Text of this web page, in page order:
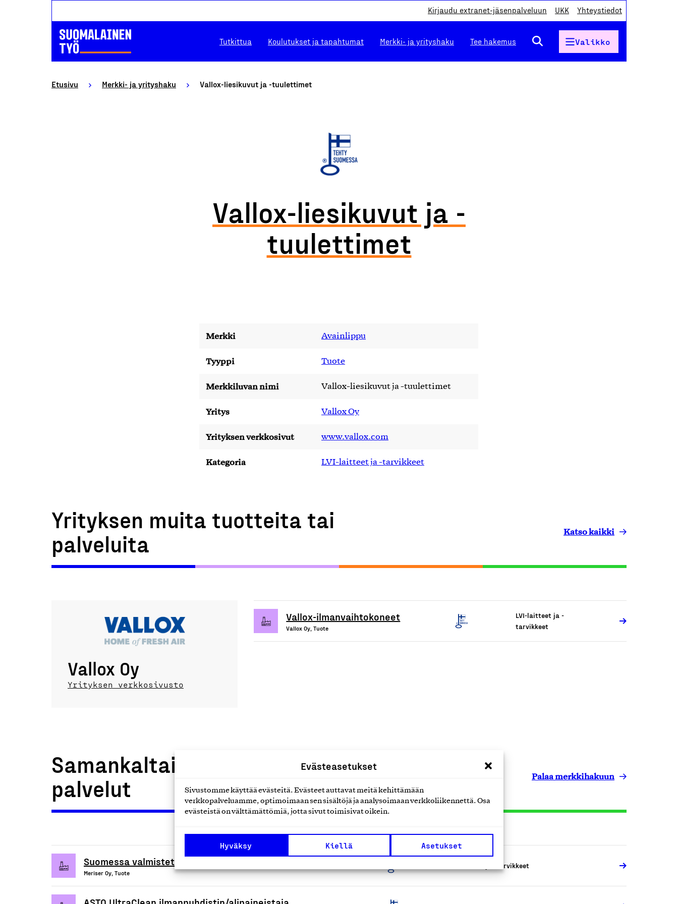
Evästeasetukset
Sivustomme käyttää evästeitä. Evästeet auttavat meitä kehittämään
verkkopalveluamme, optimoimaan sen sisältöjä ja analysoimaan verkkoliikennettä. Osa
evästeistä on välttämättömiä, jotta sivut toimisivat oikein.
Hyväksy Kiellä Asetukset
Kirjaudu extranet-jäsenpalveluun UKK Yhteystiedot
Tutkittua Koulutukset ja tapahtumat Merkki- ja yrityshaku Tee hakemus Valikko
Etusivu Merkki- ja yrityshaku Vallox-liesikuvut ja -tuulettimet
Vallox-liesikuvut ja -
tuulettimet
Merkki Avainlippu
Tyyppi Tuote
Merkkiluvan nimi Vallox-liesikuvut ja -tuulettimet
Yritys Vallox Oy
Yrityksen verkkosivut www.vallox.com
Kategoria LVI-laitteet ja -tarvikkeet
Yrityksen muita tuotteita tai
palveluita
Katso kaikki
Vallox Oy
Yrityksen verkkosivusto
Vallox-ilmanvaihtokoneet
Vallox Oy, Tuote
LVI-laitteet ja -
tarvikkeet
Samankaltaiset tuotteet tai
palvelut
Palaa merkkihakuun
Suomessa valmistetut Merika LVIS-tuotteet
Meriser Oy, Tuote
LVI-laitteet ja -tarvikkeet